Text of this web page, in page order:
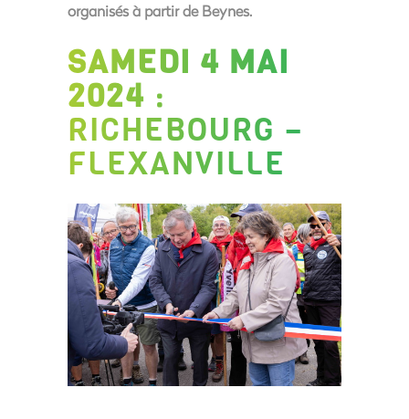
organisés à partir de Beynes.
SAMEDI 4 MAI
2024 :
RICHEBOURG –
FLEXANVILLE